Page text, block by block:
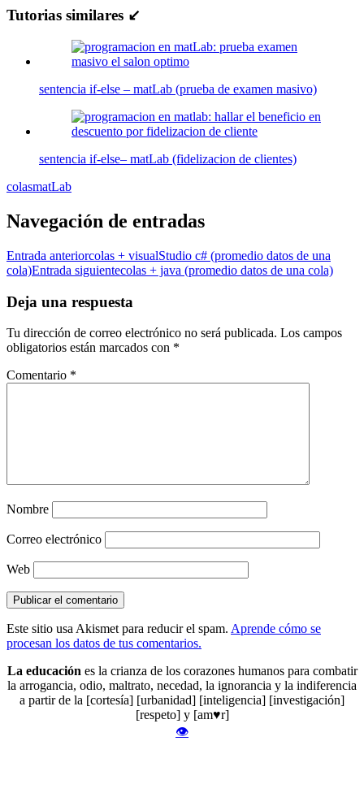
Tutorias similares ↙
sentencia if-else – matLab (prueba de examen masivo)
sentencia if-else– matLab (fidelizacion de clientes)
colasmatLab
Navegación de entradas
Entrada anteriorcolas + visualStudio c# (promedio datos de una
cola)Entrada siguientecolas + java (promedio datos de una cola)
Deja una respuesta
Tu dirección de correo electrónico no será publicada. Los campos
obligatorios están marcados con *
Comentario *
Nombre
Correo electrónico
Web
Este sitio usa Akismet para reducir el spam. Aprende cómo se
procesan los datos de tus comentarios.
La educaciónes la crianza de los corazones humanos para combatir
la arrogancia, odio, maltrato, necedad, la ignorancia y la indiferencia
a partir de la [cortesía] [urbanidad] [inteligencia] [investigación]
[respeto] y [am♥r]
👁